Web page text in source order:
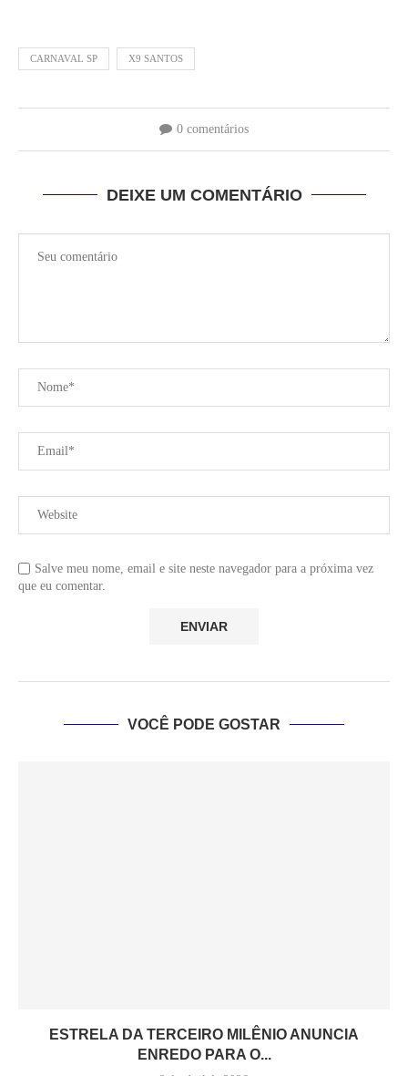
CARNAVAL SP X9 SANTOS
0 comentários
DEIXE UM COMENTÁRIO
Salve meu nome, email e site neste navegador para a próxima vez
que eu comentar.
VOCÊ PODE GOSTAR
ESTRELA DA TERCEIRO MILÊNIO ANUNCIA
ENREDO PARA O...